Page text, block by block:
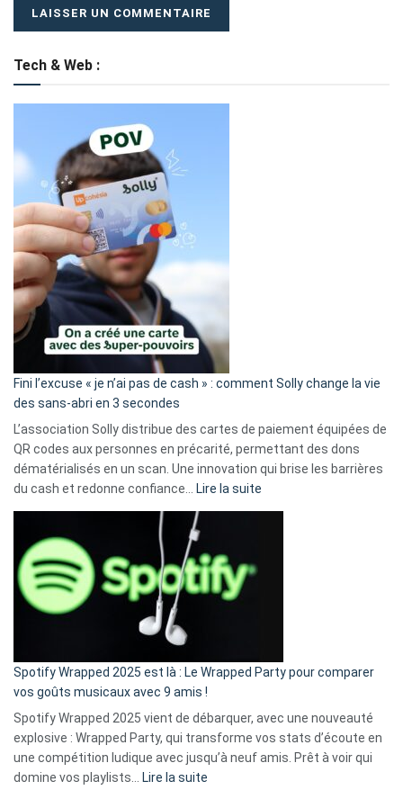
Tech & Web :
Fini l’excuse « je n’ai pas de cash » : comment Solly change la vie
des sans-abri en 3 secondes
L’association Solly distribue des cartes de paiement équipées de
QR codes aux personnes en précarité, permettant des dons
dématérialisés en un scan. Une innovation qui brise les barrières
du cash et redonne confiance…
Lire la suite
»
Solly
change
la
Spotify Wrapped 2025 est là : Le Wrapped Party pour comparer
vos goûts musicaux avec 9 amis !
Spotify Wrapped 2025 vient de débarquer, avec une nouveauté
explosive : Wrapped Party, qui transforme vos stats d’écoute en
une compétition ludique avec jusqu’à neuf amis. Prêt à voir qui
domine vos playlists…
Lire la suite